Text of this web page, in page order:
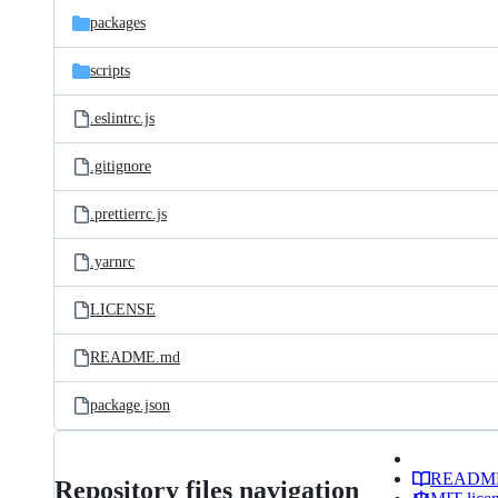
packages
scripts
.eslintrc.js
.gitignore
.prettierrc.js
.yarnrc
LICENSE
README.md
package.json
Repository files navigation